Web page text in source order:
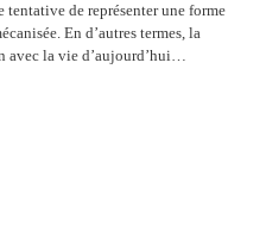
de représenter une forme
En d’autres termes, la
avec la vie d’aujourd’hui…